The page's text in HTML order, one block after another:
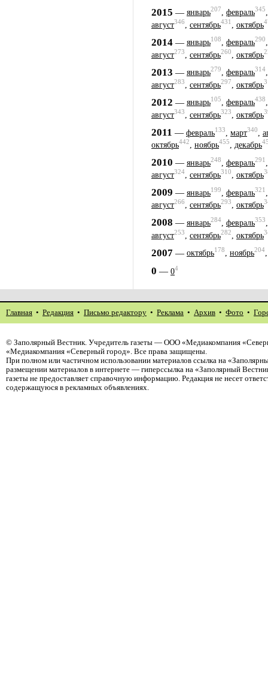
2015 — январь207, февраль345
август346 сентябрь431 октябрь
2014 — январь108, февраль290
август273 сентябрь260 октябрь
2013 — январь279, февраль314
август283 сентябрь297 октябрь
2012 — январь105, февраль438
август343, сентябрь323, октябрь
2011 — февраль133 март340
октябрь442, ноябрь455, декабрь
2010 — январь248 февраль291
август324, сентябрь310, октябрь
2009 — январь199 февраль321
август266, сентябрь293, октябрь
2008 — январь284 февраль353
август253 сентябрь282 октябрь
2007 — октябрь178, ноябрь204
0 — 04
Главная • Редакция • Письмо редактору • Реклама • Архив • Фото •
© Заполярный Вестник. Учредитель газеты — ООО «Медиакомпания
«Медиакомпания «Северный город». Все права защищены.
При полном или частичном использовании материалов ссылка на
размещении материалов в интернете — гиперссылка на «Заполярный
газеты не предоставляет справочную информацию. Редакция не несет
содержащуюся в рекламных объявлениях.